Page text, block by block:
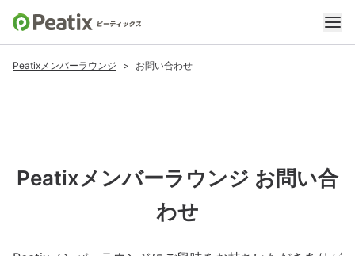
Peatixメンバーラウンジ > お問い合わせ
Peatixメンバーラウンジ お問い合
わせ